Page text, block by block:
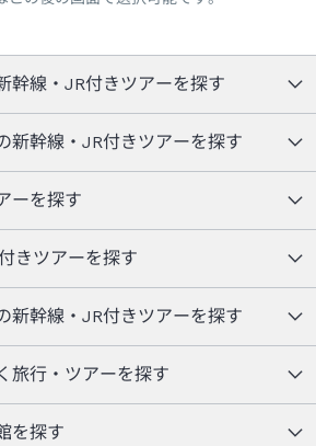
幹線・JR付きツアーを探す
新幹線・JR付きツアーを探す
ーを探す
きツアーを探す
新幹線・JR付きツアーを探す
旅行・ツアーを探す
を探す